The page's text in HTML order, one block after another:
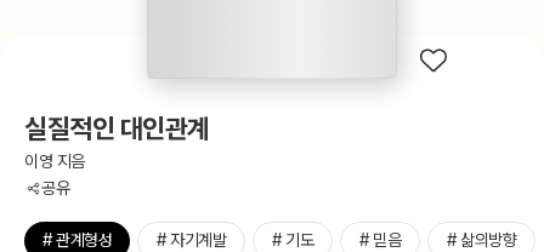
실질적인 대인관계
이영 지음
공유
# 관계형성 # 자기계발 # 기도 # 믿음 # 삶의방향